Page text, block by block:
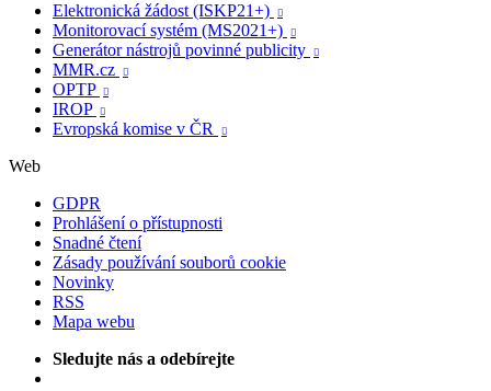
Elektronická žádost (ISKP21+)

Monitorovací systém (MS2021+) 
Generátor nástrojů povinné publicity 
MMR.cz 
OPTP 
IROP 
Evropská komise v ČR 
Web
GDPR
Prohlášení o přístupnosti
Snadné čtení
Zásady používání souborů cookie
Novinky
RSS
Mapa webu
Sledujte nás a odebírejte